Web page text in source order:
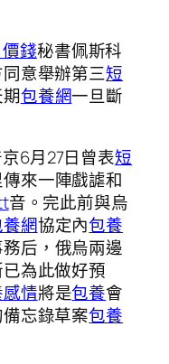
錢秘書佩斯科
意舉辦第三短
包養網一旦斷
6月27日曾表短
來一陣戲謔和
音。完此前與烏
網協定內包養
后，俄烏兩邊
為此做好預
情將是包養會
忘錄草案包養